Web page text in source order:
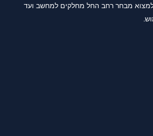
למצוא מבחר רחב החל מחלקים למחשב ועד